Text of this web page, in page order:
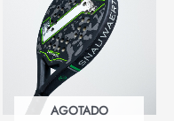
AGOTADO